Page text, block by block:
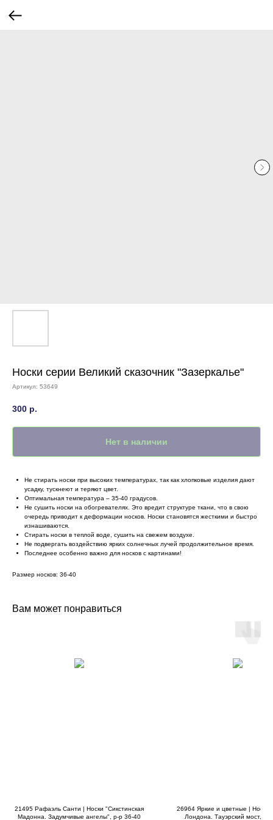
Носки серии Великий сказочник "Зазеркалье"
Артикул: 53649
300 р.
Нет в наличии
Не стирать носки при высоких температурах, так как хлопковые изделия дают
усадку, тускнеют и теряют цвет.
Оптимальная температура – 35-40 градусов.
Не сушить носки на обогревателях. Это вредит структуре ткани, что в свою
очередь приводит к деформации носков. Носки становятся жесткими и быстро
изнашиваются.
Стирать носки в теплой воде, сушить на свежем воздухе.
Не подвергать воздействию ярких солнечных лучей продолжительное время.
Последнее особенно важно для носков с картинами!
Размер носков: 36-40
Вам может понравиться
21495 Рафаэль Санти | Носки "Сикстинская
Мадонна. Задумчивые ангелы", р-р 36-40
26964 Яркие и цветные | Носки
Лондона. Тауэрский мост, р-